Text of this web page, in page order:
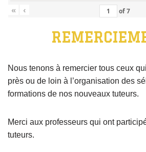
« ‹ of7
Nous tenons à remercier tous ceux
près ou de loin à l’organisation des
formations de nos nouveaux tuteurs.
Merci aux professeurs qui ont
tuteurs.